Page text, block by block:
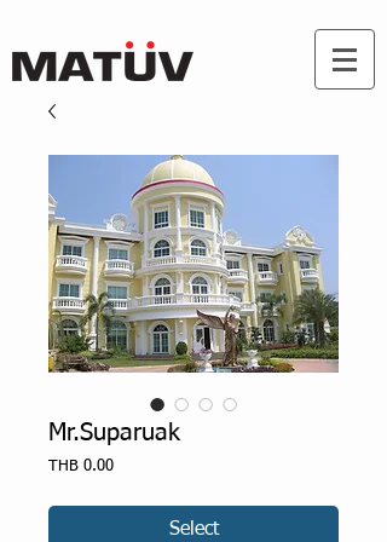
Mr.Suparuak
THB 0.00Price
Select